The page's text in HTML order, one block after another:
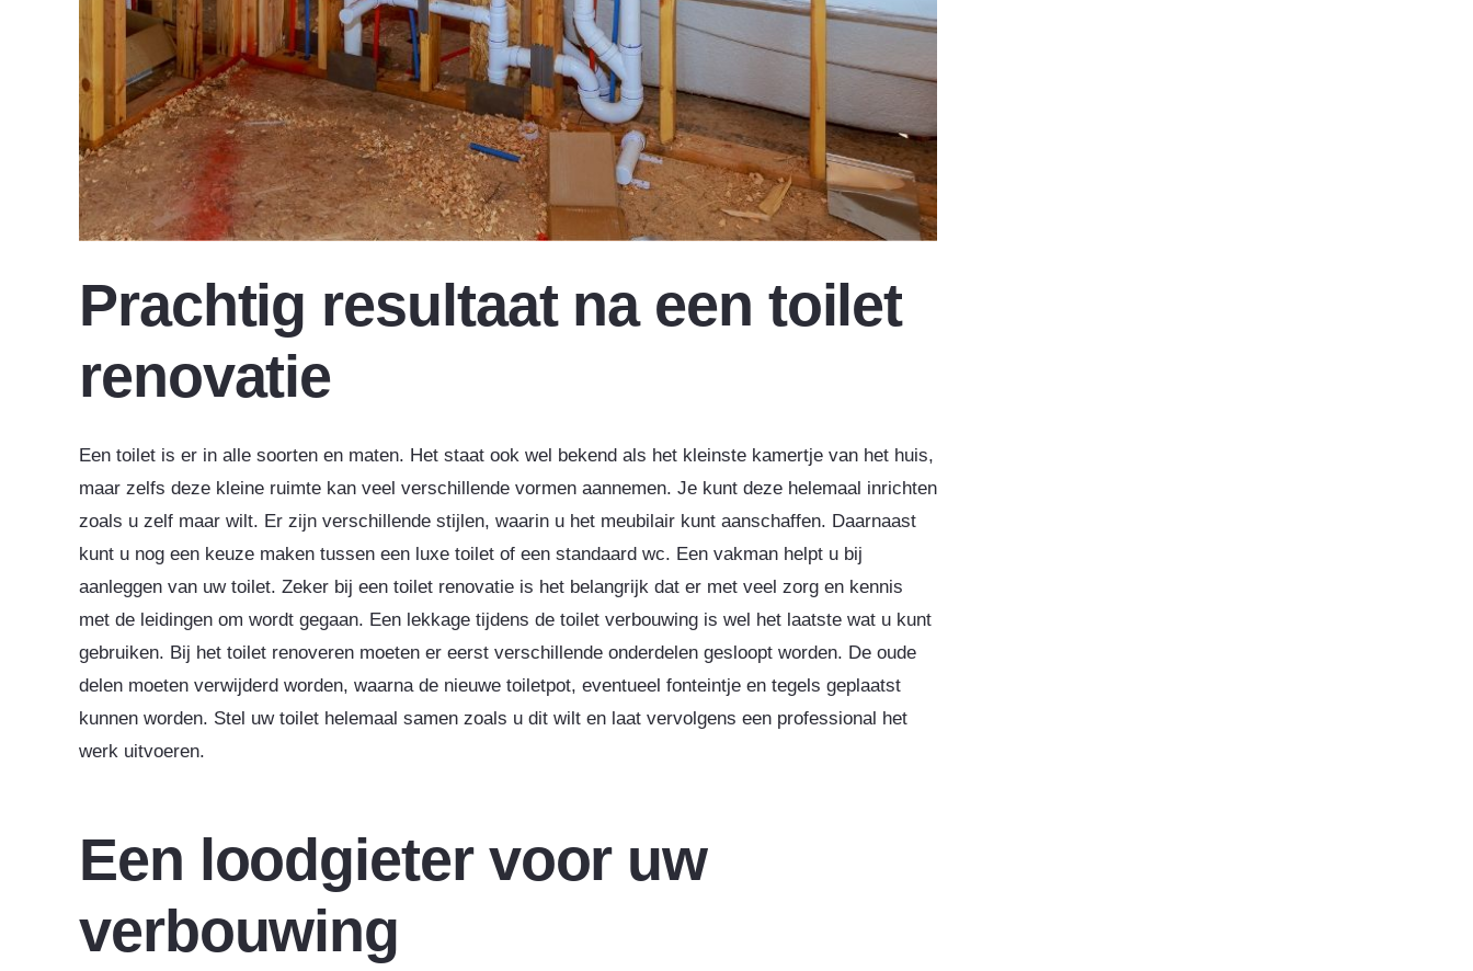
Prachtig resultaat na een toilet
renovatie
Een toilet is er in alle soorten en maten. Het staat ook wel bekend als het kleinste kamertje van het huis,
maar zelfs deze kleine ruimte kan veel verschillende vormen aannemen. Je kunt deze helemaal inrichten
zoals u zelf maar wilt. Er zijn verschillende stijlen, waarin u het meubilair kunt aanschaffen. Daarnaast
kunt u nog een keuze maken tussen een luxe toilet of een standaard wc. Een vakman helpt u bij
aanleggen van uw toilet. Zeker bij een toilet renovatie is het belangrijk dat er met veel zorg en kennis
met de leidingen om wordt gegaan. Een lekkage tijdens de toilet verbouwing is wel het laatste wat u kunt
gebruiken. Bij het toilet renoveren moeten er eerst verschillende onderdelen gesloopt worden. De oude
delen moeten verwijderd worden, waarna de nieuwe toiletpot, eventueel fonteintje en tegels geplaatst
kunnen worden. Stel uw toilet helemaal samen zoals u dit wilt en laat vervolgens een professional het
werk uitvoeren.
Een loodgieter voor uw
verbouwing